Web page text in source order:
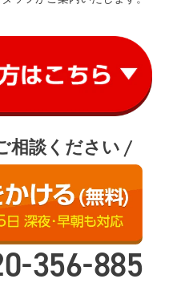
相談ください
-356-885